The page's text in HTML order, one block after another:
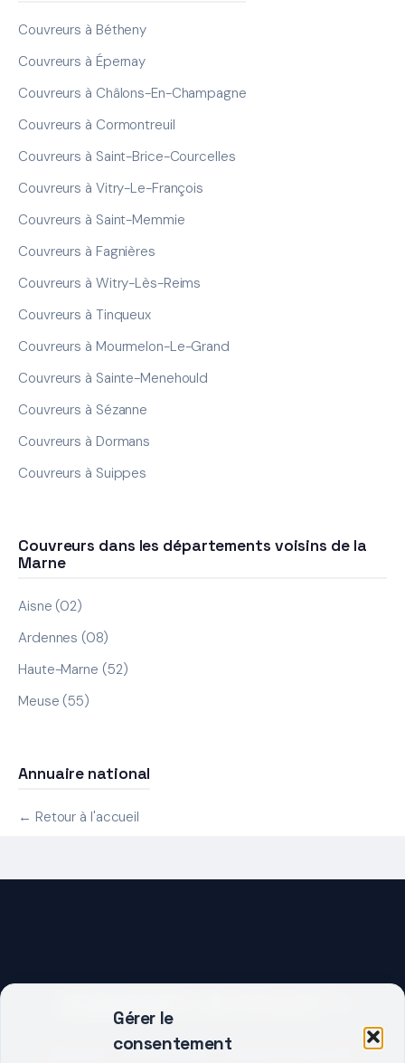
Gérer le
consentement
Couvreurs à Bétheny
Couvreurs à Épernay
Couvreurs à Châlons-En-Champagne
Couvreurs à Cormontreuil
Couvreurs à Saint-Brice-Courcelles
Couvreurs à Vitry-Le-François
Couvreurs à Saint-Memmie
Couvreurs à Fagnières
Couvreurs à Witry-Lès-Reims
Couvreurs à Tinqueux
Couvreurs à Mourmelon-Le-Grand
Couvreurs à Sainte-Menehould
Couvreurs à Sézanne
Couvreurs à Dormans
Couvreurs à Suippes
Couvreurs dans les départements voisins de la
Marne
Aisne (02)
Ardennes (08)
Haute-Marne (52)
Meuse (55)
Annuaire national
← Retour à l'accueil
DEMARRER UN PROJET ?
Décrivez votre besoin, trouvez le bon pro.